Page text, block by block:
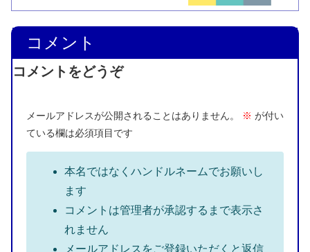
コメント
コメントをどうぞ
メールアドレスが公開されることはありません。 ※ が付い
ている欄は必須項目です
本名ではなくハンドルネームでお願いし
ます
コメントは管理者が承認するまで表示さ
れません
メールアドレスをご登録いただくと返信